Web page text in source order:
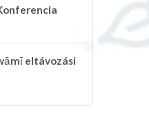
eltávozási